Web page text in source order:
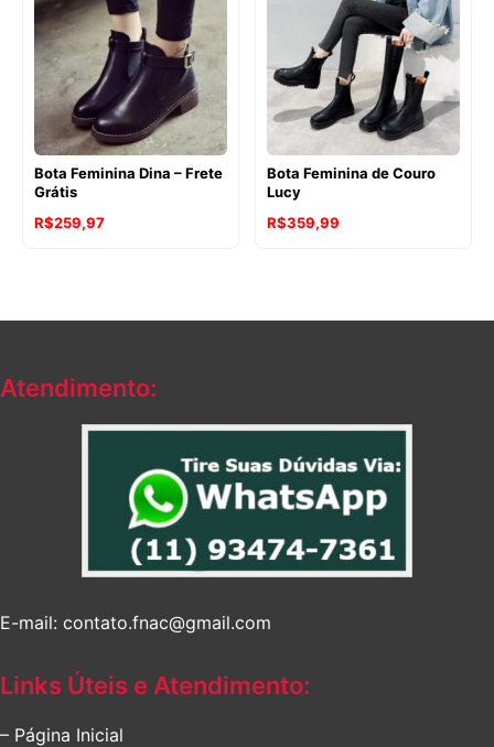
Bota Feminina Dina – Frete
Grátis
R$259,97
Bota Feminina de Couro
Lucy
R$359,99
Atendimento:
E-mail: contato.fnac@gmail.com
Links Úteis e Atendimento:
– Página Inicial